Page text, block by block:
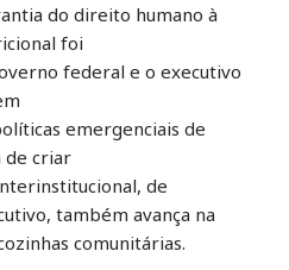
do direito humano à
foi
federal e o executivo
emergenciais de
de criar
de
também avança na
comunitárias.